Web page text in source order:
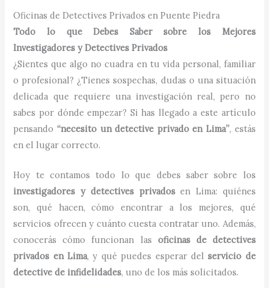
Oficinas de Detectives Privados en Puente Piedra
Todo lo que Debes Saber sobre los Mejores
Investigadores y Detectives Privados
¿Sientes que algo no cuadra en tu vida personal, familiar
o profesional? ¿Tienes sospechas, dudas o una situación
delicada que requiere una investigación real, pero no
sabes por dónde empezar? Si has llegado a este artículo
pensando“necesito un detective privado en Lima”, estás
en el lugar correcto.
Hoy te contamos todo lo que debes saber sobre los
investigadores y detectives privadosen Lima: quiénes
son, qué hacen, cómo encontrar a los mejores, qué
servicios ofrecen y cuánto cuesta contratar uno. Además,
conocerás cómo funcionan las oficinas de detectives
privados en Lima, y qué puedes esperar delservicio de
detective de infidelidades, uno de los más solicitados.